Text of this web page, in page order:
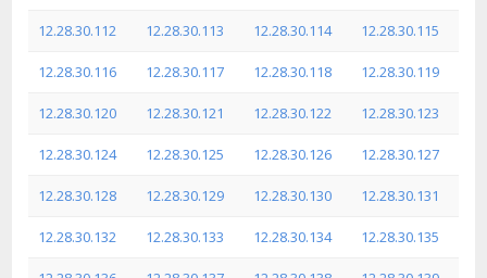
12.28.30.112 12.28.30.113 12.28.30.114 12.28.30.115
12.28.30.116 12.28.30.117 12.28.30.118 12.28.30.119
12.28.30.120 12.28.30.121 12.28.30.122 12.28.30.123
12.28.30.124 12.28.30.125 12.28.30.126 12.28.30.127
12.28.30.128 12.28.30.129 12.28.30.130 12.28.30.131
12.28.30.132 12.28.30.133 12.28.30.134 12.28.30.135